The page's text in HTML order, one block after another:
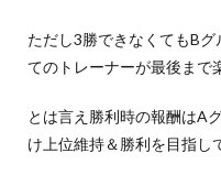
ただし3勝できなくてもB
てのトレーナーが最後まで
とは言え勝利時の報酬はA
け上位維持＆勝利を目指し